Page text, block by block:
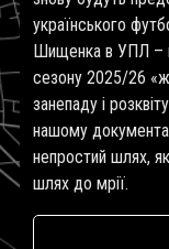
українського
Шищенка в УПЛ –
сезону 2025/26
занепаду і
нашому
непростий шлях,
шлях до мрії.